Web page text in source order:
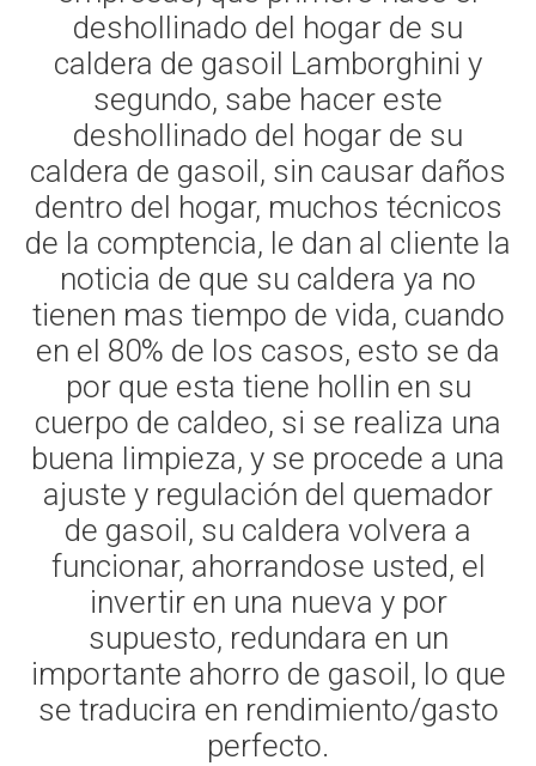
deshollinado del hogar de su
caldera de gasoil Lamborghini y
segundo, sabe hacer este
deshollinado del hogar de su
caldera de gasoil, sin causar daños
dentro del hogar, muchos técnicos
de la comptencia, le dan al cliente la
noticia de que su caldera ya no
tienen mas tiempo de vida, cuando
en el 80% de los casos, esto se da
por que esta tiene hollin en su
cuerpo de caldeo, si se realiza una
buena limpieza, y se procede a una
ajuste y regulación del quemador
de gasoil, su caldera volvera a
funcionar, ahorrandose usted, el
invertir en una nueva y por
supuesto, redundara en un
importante ahorro de gasoil, lo que
se traducira en rendimiento/gasto
perfecto.